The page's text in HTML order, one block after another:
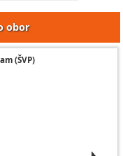
obor
(ŠVP)